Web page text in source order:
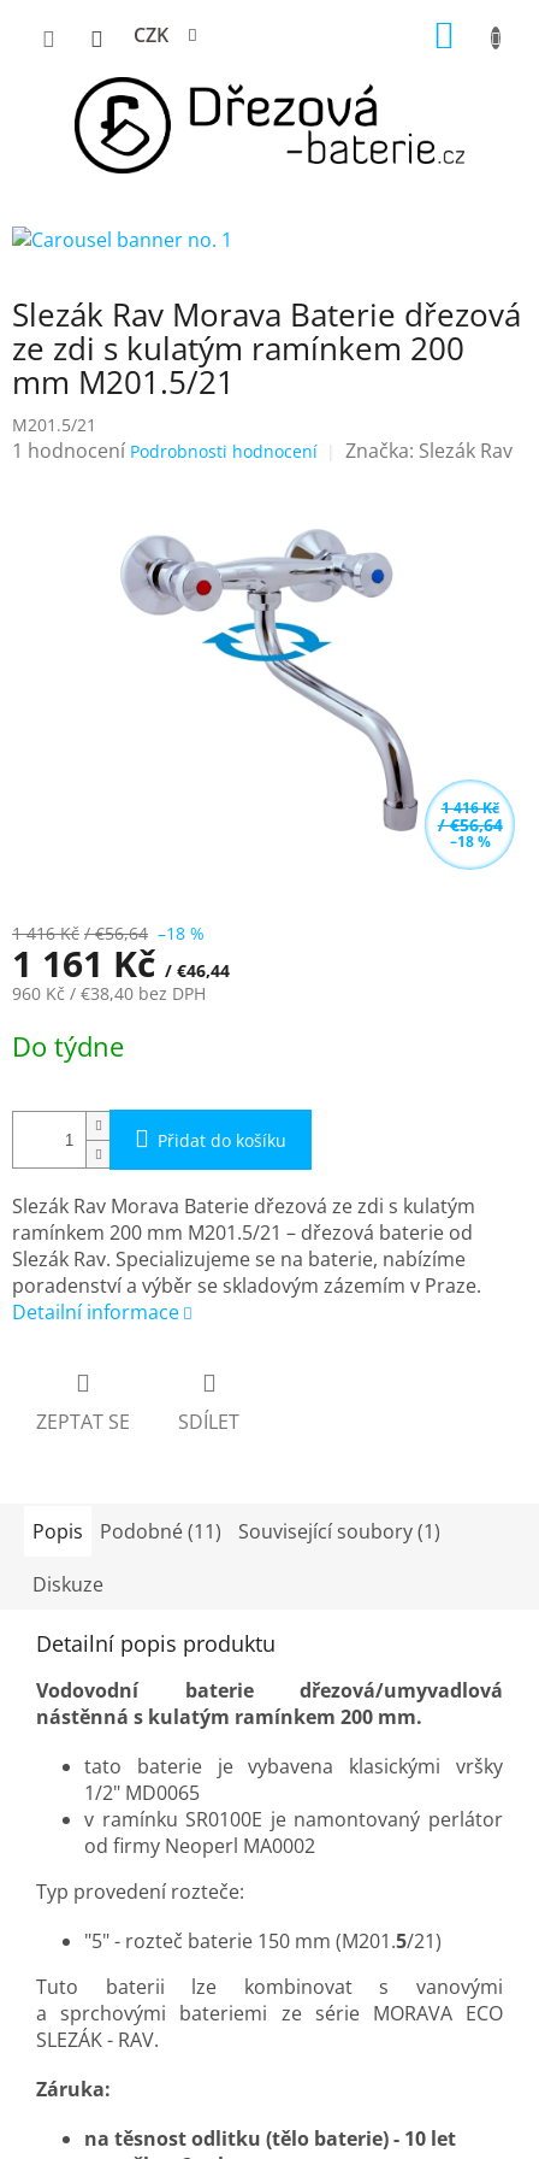
CZK
Slezák Rav Morava Baterie dřezová
ze zdi s kulatým ramínkem 200
mm M201.5/21
M201.5/21
Průměrné
1 hodnocení Podrobnosti hodnocení Značka: Slezák Rav
1 416 Kč
/ €56,64
–18 %
1 416 Kč / €56,64 –18 %
1 161 Kč / €46,44
960 Kč / €38,40 bez DPH
cena:
Do týdne
Přidat do košíku
Slezák Rav Morava Baterie dřezová ze zdi s kulatým
ramínkem 200 mm M201.5/21 – dřezová baterie od
Slezák Rav. Specializujeme se na baterie, nabízíme
poradenství a výběr se skladovým zázemím v Praze.
Detailní informace
ZEPTAT SE SDÍLET
Popis Podobné (11)
Související soubory (1)
Diskuze
Detailní popis produktu
Vodovodní baterie dřezová/umyvadlová
nástěnná s kulatým ramínkem 200 mm.
tato baterie je vybavena klasickými vršky
1/2" MD0065
v ramínku SR0100E je namontovaný perlátor
od firmy Neoperl MA0002
Typ provedení rozteče:
"5" - rozteč baterie 150 mm (M201.5/21)
Tuto baterii lze kombinovat s vanovými
a sprchovými bateriemi ze série MORAVA ECO
SLEZÁK - RAV.
Záruka:
na těsnost odlitku (tělo baterie) - 10 let